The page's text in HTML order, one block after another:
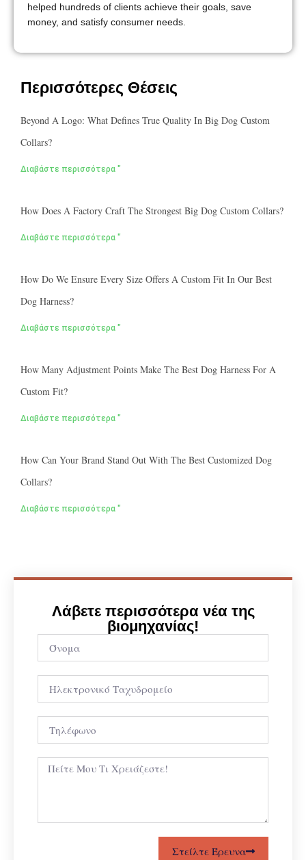
helped hundreds of clients achieve their goals, save
money, and satisfy consumer needs.
Περισσότερες Θέσεις
Beyond A Logo: What Defines True Quality In Big Dog Custom
Collars?
Διαβάστε περισσότερα "
How Does A Factory Craft The Strongest Big Dog Custom Collars?
Διαβάστε περισσότερα "
How Do We Ensure Every Size Offers A Custom Fit In Our Best
Dog Harness?
Διαβάστε περισσότερα "
How Many Adjustment Points Make The Best Dog Harness For A
Custom Fit?
Διαβάστε περισσότερα "
How Can Your Brand Stand Out With The Best Customized Dog
Collars?
Διαβάστε περισσότερα "
Λάβετε περισσότερα νέα της
βιομηχανίας!
Στείλτε Έρευνα